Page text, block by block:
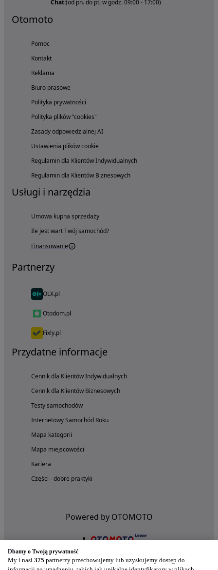
Chat:(od pn. do pt. w godz. 09:00 - 17:00)
Otomoto
Pomoc
Kontakt
Reklama
Biuro prasowe
Polityka prywatności
Polityka plików "cookies"
Zasady odpowiedzialnej AI
Ustawienia plików cookie
Regulamin dla Klientów Indywidualnych
Regulamin dla Klientów Biznesowych
Usługi i narzędzia
Umowa kupna sprzedaży
Ile jest wart Twój samochód?
Finansowanie
Partnerzy
OLX.pl
Otodom.pl
Fixly.pl
Przydatne informacje
Cennik dla Klientów Indywidualnych
Cennik dla Klientów Biznesowych
Testy samochodów
Internetowy Samochód Roku
Mapa kategorii
Mapa miejscowości
Kariera
Części - dobre praktyki
Powered by OTOMOTO
Dbamy o Twoją prywatność
My i nasi 375 partnerzy przechowujemy lub uzyskujemy dostęp do